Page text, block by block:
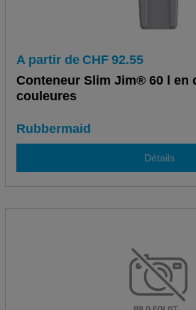
A partir de CHF 92.55
Conteneur Slim Jim® 60 l en
couleures
Rubbermaid
Détails